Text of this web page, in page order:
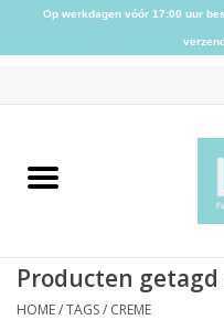
Home
Producten
HOME/TAGS/ CREME
Op werkdagen vóór 17:00 uur